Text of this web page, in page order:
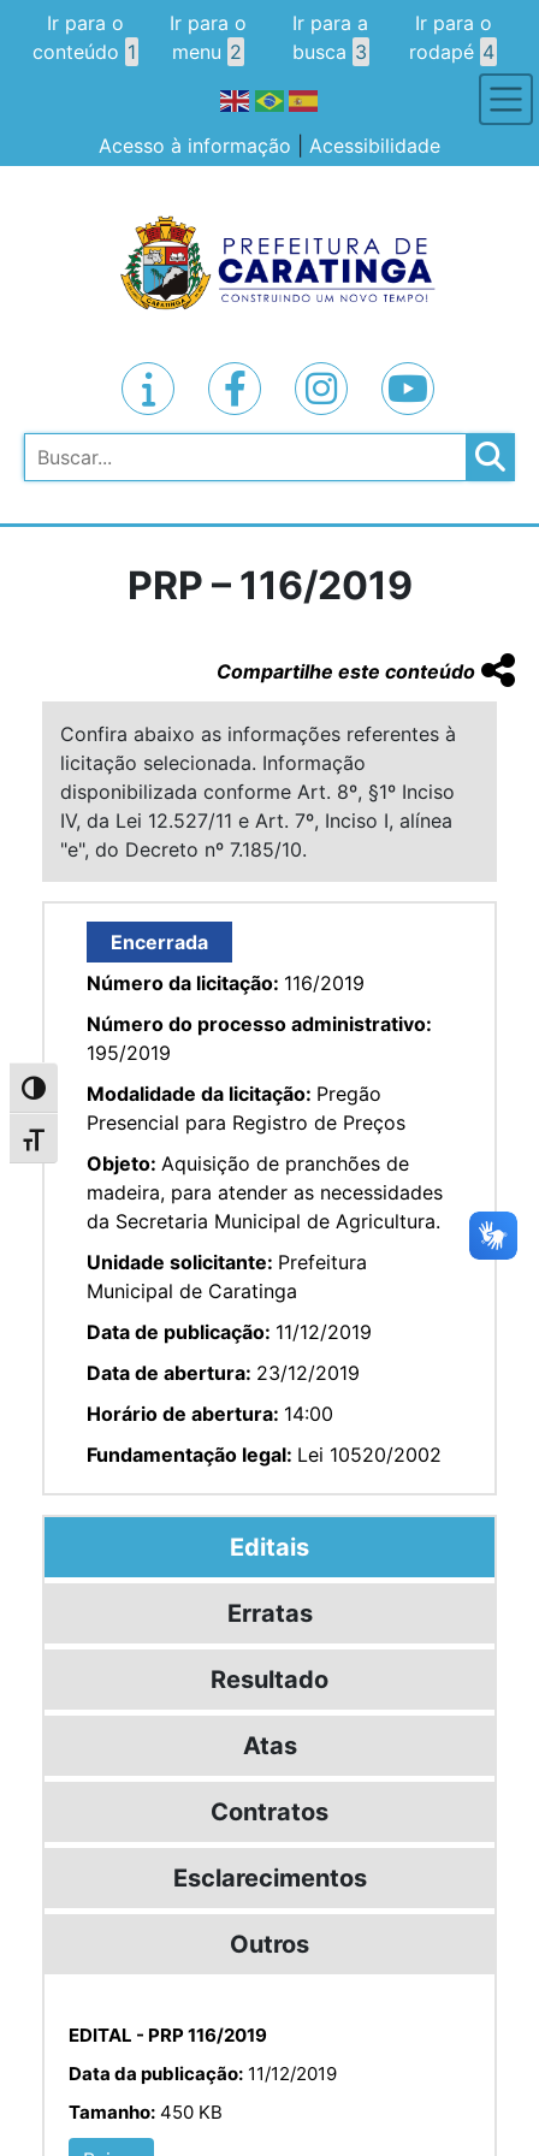
Alternar alto contraste
Alternar tamanho da fonte
Ir para o
conteúdo 1
Ir para o
menu 2
Ir para a
busca 3
Ir para o
rodapé 4
Acesso à informação Acessibilidade
Pesquisar
PRP – 116/2019
Compartilhe este conteúdo
Confira abaixo as informações referentes à
licitação selecionada. Informação
disponibilizada conforme Art. 8º, §1º Inciso
IV, da Lei 12.527/11 e Art. 7º, Inciso I, alínea
"e", do Decreto nº 7.185/10.
Encerrada
Número da licitação: 116/2019
Número do processo administrativo:
195/2019
Modalidade da licitação: Pregão
Presencial para Registro de Preços
Objeto: Aquisição de pranchões de
madeira, para atender as necessidades
da Secretaria Municipal de Agricultura.
Unidade solicitante: Prefeitura
Municipal de Caratinga
Data de publicação: 11/12/2019
Data de abertura: 23/12/2019
Horário de abertura: 14:00
Fundamentação legal: Lei 10520/2002
Editais
Erratas
Resultado
Atas
Contratos
Esclarecimentos
Outros
EDITAL - PRP 116/2019
Data da publicação: 11/12/2019
Tamanho: 450 KB